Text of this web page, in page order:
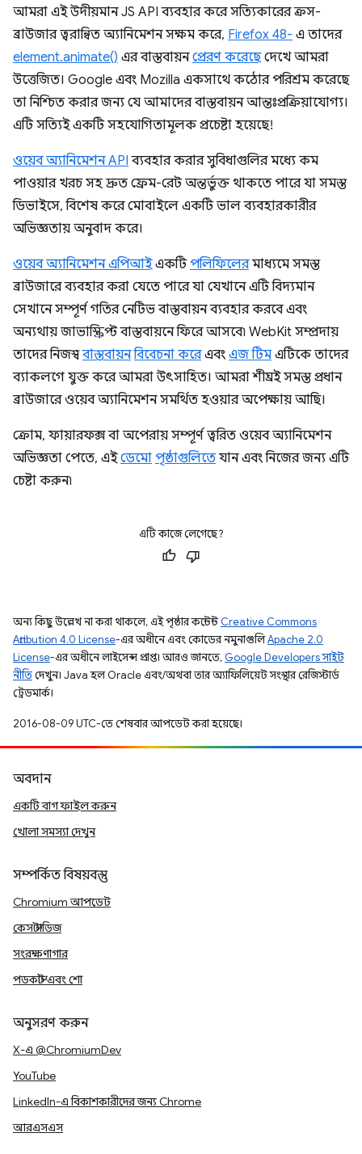
আমরা এই উদীয়মান JS API ব্যবহার করে সত্যিকারের ক্রস-
ব্রাউজার ত্বরান্বিত অ্যানিমেশন সক্ষম করে, Firefox 48- এ তাদের
element.animate() এর বাস্তবায়নপ্রেরণ করেছেদেখে আমরা
উত্তেজিত। Google এবং Mozilla একসাথে কঠোর পরিশ্রম করেছে
তা নিশ্চিত করার জন্য যে আমাদের বাস্তবায়ন আন্তঃপ্রক্রিয়াযোগ্য।
এটি সত্যিই একটি সহযোগিতামূলক প্রচেষ্টা হয়েছে!
ওয়েব অ্যানিমেশন API ব্যবহার করার সুবিধাগুলির মধ্যে কম
পাওয়ার খরচ সহ দ্রুত ফ্রেম-রেট অন্তর্ভুক্ত থাকতে পারে যা সমস্ত
ডিভাইসে, বিশেষ করে মোবাইলে একটি ভাল ব্যবহারকারীর
অভিজ্ঞতায় অনুবাদ করে।
ওয়েব অ্যানিমেশন এপিআইএকটিপলিফিলেরমাধ্যমে সমস্ত
ব্রাউজারে ব্যবহার করা যেতে পারে যা যেখানে এটি বিদ্যমান
সেখানে সম্পূর্ণ গতির নেটিভ বাস্তবায়ন ব্যবহার করবে এবং
অন্যথায় জাভাস্ক্রিপ্ট বাস্তবায়নে ফিরে আসবে৷ WebKit সম্প্রদায়
তাদের নিজস্ববাস্তবায়ন বিবেচনা করেএবং এজ টিম এটিকে তাদের
ব্যাকলগে যুক্ত করে আমরা উৎসাহিত। আমরা শীঘ্রই সমস্ত প্রধান
ব্রাউজারে ওয়েব অ্যানিমেশন সমর্থিত হওয়ার অপেক্ষায় আছি।
ক্রোম, ফায়ারফক্স বা অপেরায় সম্পূর্ণ ত্বরিত ওয়েব অ্যানিমেশন
অভিজ্ঞতা পেতে, এইডেমো পৃষ্ঠাগুলিতে যান এবং নিজের জন্য এটি
চেষ্টা করুন৷
এটি কাজে লেগেছে?
অন্য কিছু উল্লেখ না করা থাকলে, এই পৃষ্ঠার কন্টেন্ট Creative Commons
Attribution 4.0 License-এর অধীনে এবং কোডের নমুনাগুলিApache 2.0
License-এর অধীনে লাইসেন্স প্রাপ্ত। আরও জানতে, Google Developers সাইট
নীতিদেখুন। Java হল Oracle এবং/অথবা তার অ্যাফিলিয়েট সংস্থার রেজিস্টার্ড
ট্রেডমার্ক।
2016-08-09 UTC-তে শেষবার আপডেট করা হয়েছে।
অবদান
একটি বাগ ফাইল করুন
খোলা সমস্যা দেখুন
সম্পর্কিত বিষয়বস্তু
Chromium আপডেট
কেস স্টাডিজ
সংরক্ষণাগার
পডকাস্ট এবং শো
অনুসরণ করুন
X-এ @ChromiumDev
YouTube
LinkedIn-এ বিকাশকারীদের জন্য Chrome
আরএসএস